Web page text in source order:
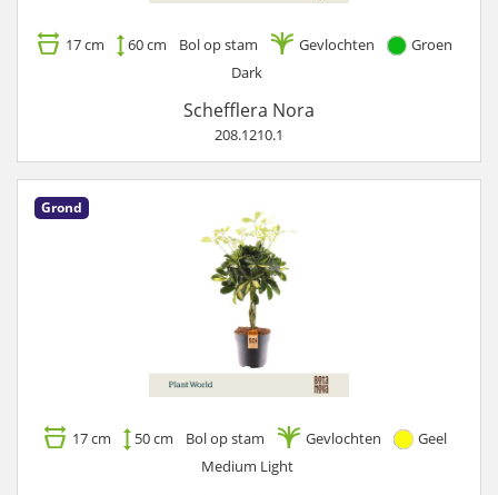
17 cm 60 cm Bol op stam Gevlochten
Groen
Dark
Schefflera Nora
208.1210.1
Grond
17 cm 50 cm Bol op stam Gevlochten
Geel
Medium Light